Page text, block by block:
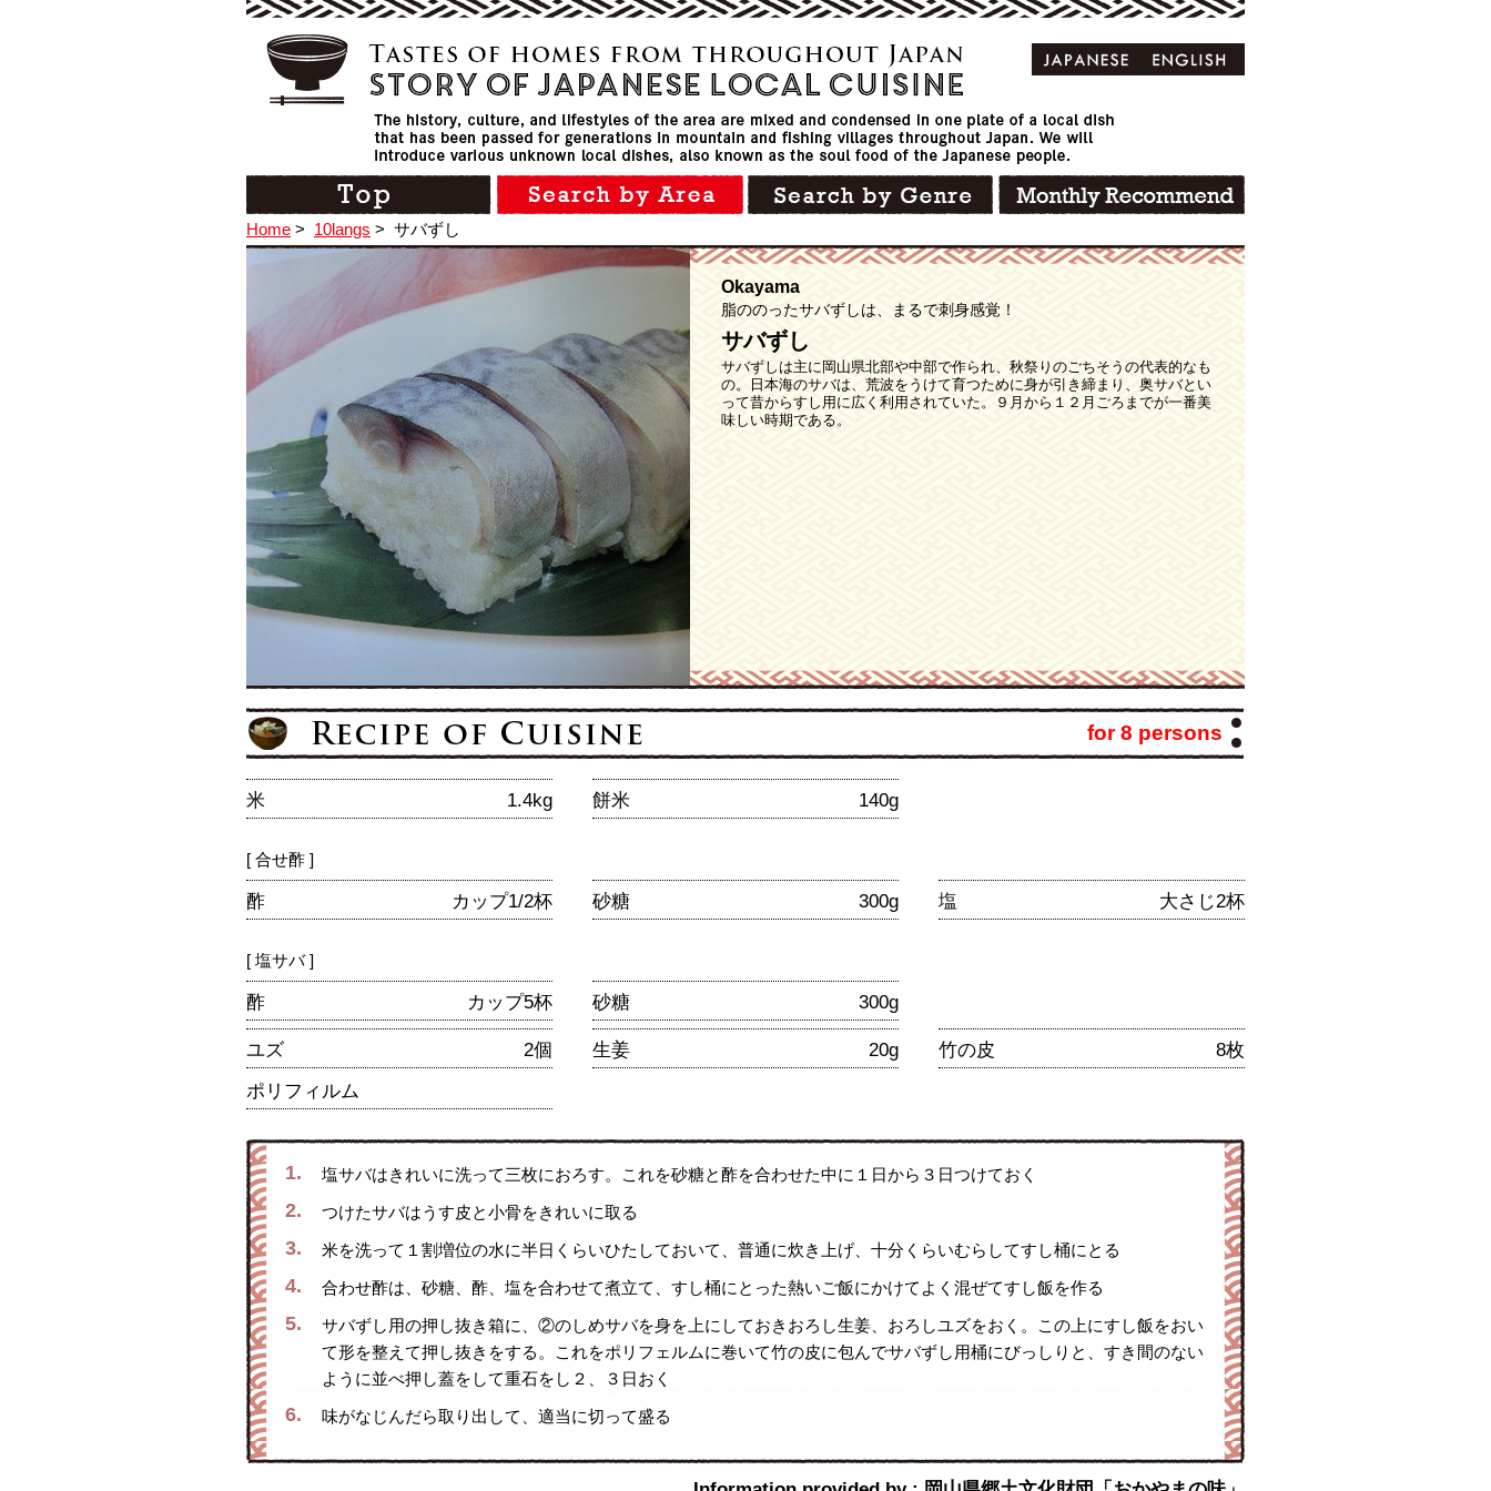
Home > 10langs > サバずし
Okayama
脂ののったサバずしは、まるで刺身感覚！
サバずし
サバずしは主に岡山県北部や中部で作られ、秋祭りのごちそうの代表的なも
の。日本海のサバは、荒波をうけて育つために身が引き締まり、奥サバとい
って昔からすし用に広く利用されていた。９月から１２月ごろまでが一番美
味しい時期である。
for 8 persons
米 1.4kg 餅米 140g
[ 合せ酢 ]
酢 カップ1/2杯 砂糖 300g 塩 大さじ2杯
[ 塩サバ ]
酢 カップ5杯 砂糖 300g
ユズ 2個 生姜 20g 竹の皮
8枚
ポリフィルム
1. 塩サバはきれいに洗って三枚におろす。これを砂糖と酢を合わせた中に１日から３日つけておく
2. つけたサバはうす皮と小骨をきれいに取る
3. 米を洗って１割増位の水に半日くらいひたしておいて、普通に炊き上げ、十分くらいむらしてすし桶にとる
4. 合わせ酢は、砂糖、酢、塩を合わせて煮立て、すし桶にとった熱いご飯にかけてよく混ぜてすし飯を作る
5.
サバずし用の押し抜き箱に、②のしめサバを身を上にしておきおろし生姜、おろしユズをおく。この上にすし飯をおい
て形を整えて押し抜きをする。これをポリフェルムに巻いて竹の皮に包んでサバずし用桶にびっしりと、すき間のない
ように並べ押し蓋をして重石をし２、３日おく
6. 味がなじんだら取り出して、適当に切って盛る